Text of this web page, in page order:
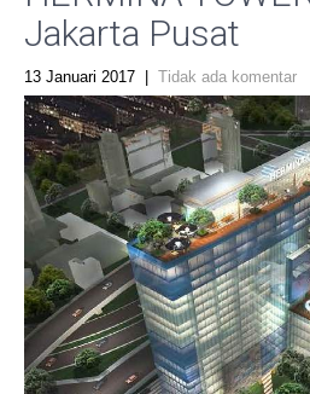
Jakarta Pusat
13 Januari 2017 Tidak ada komentar